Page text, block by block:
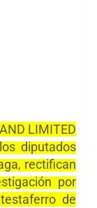
LIMITED
diputados
rectifican
por
testaferro de